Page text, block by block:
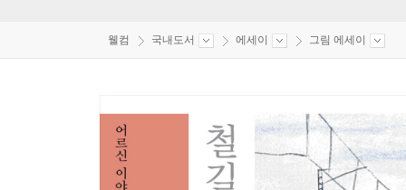
웰컴 국내도서 에세이 그림 에세이